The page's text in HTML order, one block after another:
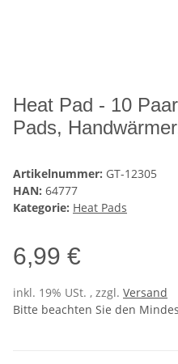
Heat Pad - 10
Pads,
Artikelnummer: GT-12305
HAN: 64777
Kategorie: Heat Pads
6,99 €
inkl. 19% USt. , zzgl. Versand
Bitte beachten Sie den